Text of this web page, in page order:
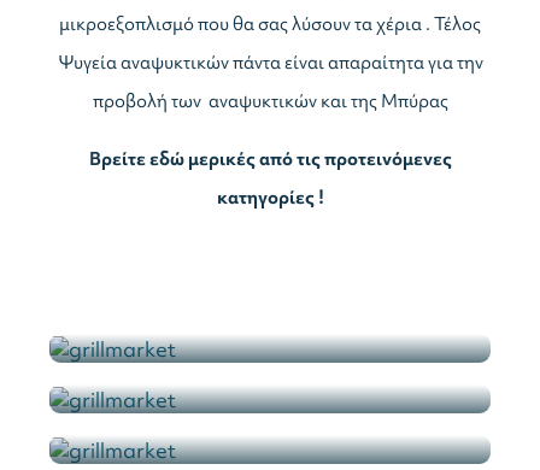
μικροεξοπλισμό που θα σας λύσουν τα χέρια . Τέλος
Ψυγεία αναψυκτικών πάντα είναι απαραίτητα για την
προβολή των αναψυκτικών και της Μπύρας
Βρείτε εδώ μερικές από τις προτεινόμενες
κατηγορίες !